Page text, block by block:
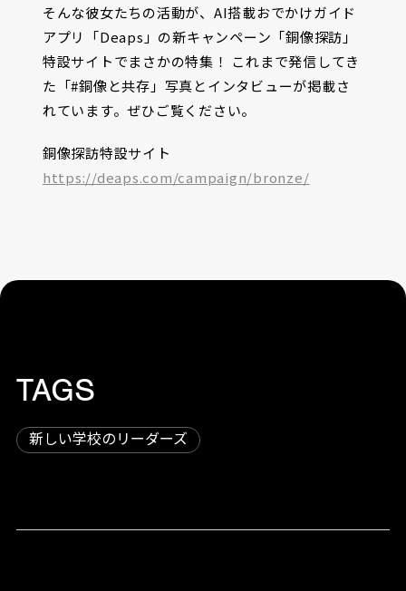
そんな彼女たちの活動が、AI搭載おでかけガイド
アプリ「Deaps」の新キャンペーン「銅像探訪」
特設サイトでまさかの特集！ これまで発信してき
た「#銅像と共存」写真とインタビューが掲載さ
れています。ぜひご覧ください。
銅像探訪特設サイト
https://deaps.com/campaign/bronze/
TAGS
新しい学校のリーダーズ